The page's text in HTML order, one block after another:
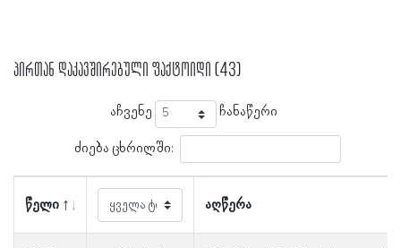
პირთან დაკავშირებული ფაქტოიდი (43)
აჩვენე ჩანაწერი
ძიება ცხრილში:
წელი აღწერა